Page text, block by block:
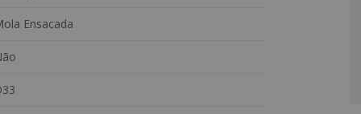
Ensacada